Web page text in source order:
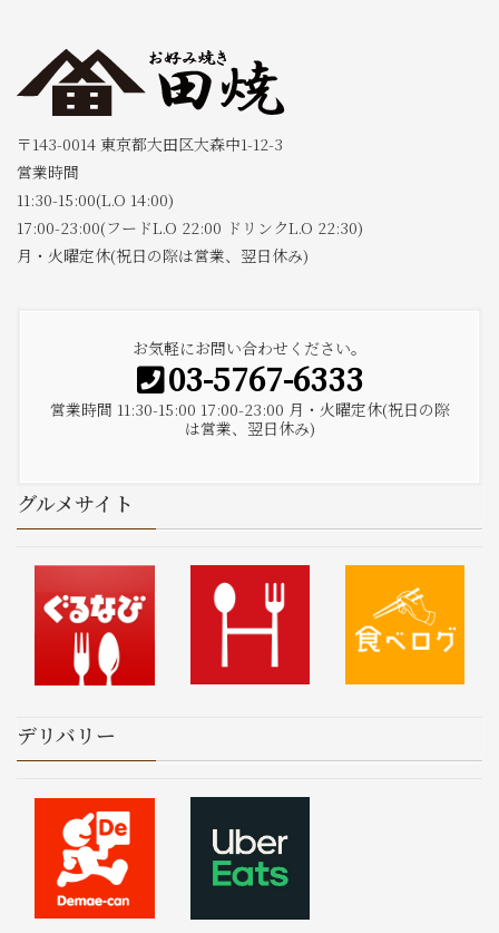
〒143-0014 東京都大田区大森中1-12-3
営業時間
11:30-15:00(L.O 14:00)
17:00-23:00(フードL.O 22:00 ドリンクL.O 22:30)
月・火曜定休(祝日の際は営業、翌日休み)
お気軽にお問い合わせください。
03-5767-6333
営業時間 11:30-15:00 17:00-23:00 月・火曜定休(祝日の際
は営業、翌日休み)
グルメサイト
デリバリー